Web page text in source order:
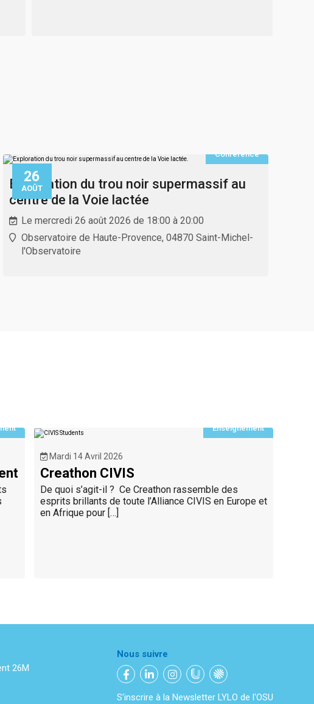
26
AOÛT
Conférence
Exploration du trou noir supermassif au
centre de la Voie lactée
Le mercredi 26 août 2026 de 18:00 à 20:00
Observatoire de Haute-Provence, 04870 Saint-Michel-
l'Observatoire
Enseignement
Mardi 14 Avril 2026
Creathon CIVIS
De quoi s’agit-il ? Ce Creathon rassemble des
esprits brillants de toute l’Alliance CIVIS en Europe et
en Afrique pour […]
26M
Nous suivre
S'inscrire à la Newsletter LYLO de l'OSU